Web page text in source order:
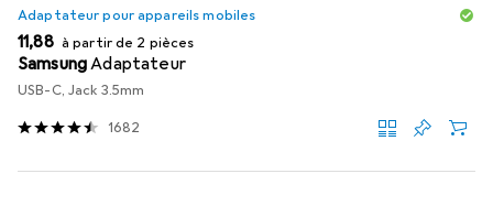
Adaptateur pour appareils mobiles
EUR
11,88 à partir de 2 pièces
SamsungAdaptateur
USB-C, Jack 3.5mm
1682